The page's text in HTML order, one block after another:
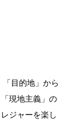
目的地」から
現地主義」の
ジャーを楽し